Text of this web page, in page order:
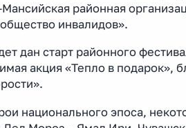
районная
инвалидов».
дан старт районного
акция «Тепло в подарок»,
национального эпоса,